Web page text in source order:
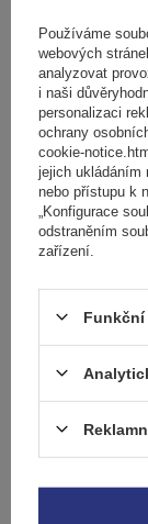
Hliníkový
tradiční
Používáme
webových
analyzovat
i naši
personalizaci
ochrany
cookie-
jejich ukládáním
nebo přístupu k
„Konfigurace
odstraněním
zařízení.